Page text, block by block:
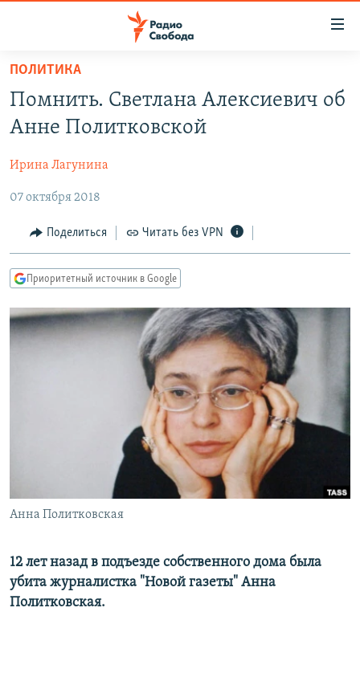
упрощенного
доступа
Вернуться
основному
Вернутся
главной
навигации
Вернутся
поиску
ЦИТАТЫ СВОБОДЫ
МНЕНИЯ
КУЛЬТУРА
IDEL.РЕАЛИИ
КАВКАЗ.РЕАЛИИ
СЕВЕР.РЕАЛИИ
СИБИРЬ.РЕАЛИИ
РАСПИСАНИЕ ВЕЩАНИЯ
ПОДПИШИТЕСЬ НА РАССЫЛКУ
Все сайты РСЕ/РС
ПОЛИТИКА
Помнить. Светлана Алексиевич об
Анне Политковской
Ирина Лагунина
07 октября 2018
Поделиться Читать без VPN
Приоритетный источник в Google
Анна Политковская
12 лет назад в подъезде собственного дома была
убита журналистка "Новой газеты" Анна
Политковская.